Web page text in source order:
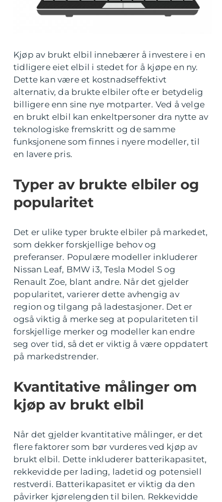
Kjøp av brukt elbil innebærer å investere i en
tidligere eiet elbil i stedet for å kjøpe en ny.
Dette kan være et kostnadseffektivt
alternativ, da brukte elbiler ofte er betydelig
billigere enn sine nye motparter. Ved å velge
en brukt elbil kan enkeltpersoner dra nytte av
teknologiske fremskritt og de samme
funksjonene som finnes i nyere modeller, til
en lavere pris.
Typer av brukte elbiler og
popularitet
Det er ulike typer brukte elbiler på markedet,
som dekker forskjellige behov og
preferanser. Populære modeller inkluderer
Nissan Leaf, BMW i3, Tesla Model S og
Renault Zoe, blant andre. Når det gjelder
popularitet, varierer dette avhengig av
region og tilgang på ladestasjoner. Det er
også viktig å merke seg at populariteten til
forskjellige merker og modeller kan endre
seg over tid, så det er viktig å være oppdatert
på markedstrender.
Kvantitative målinger om
kjøp av brukt elbil
Når det gjelder kvantitative målinger, er det
flere faktorer som bør vurderes ved kjøp av
brukt elbil. Dette inkluderer batterikapasitet,
rekkevidde per lading, ladetid og potensiell
restverdi. Batterikapasitet er viktig da den
påvirker kjørelengden til bilen. Rekkevidde